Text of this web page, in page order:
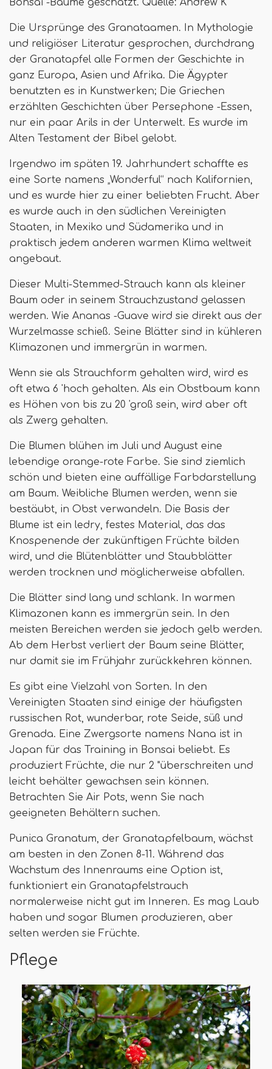
Bonsai -Bäume geschätzt. Quelle: Andrew K
Die Ursprünge des Granataamen. In Mythologie
und religiöser Literatur gesprochen, durchdrang
der Granatapfel alle Formen der Geschichte in
ganz Europa, Asien und Afrika. Die Ägypter
benutzten es in Kunstwerken; Die Griechen
erzählten Geschichten über Persephone -Essen,
nur ein paar Arils in der Unterwelt. Es wurde im
Alten Testament der Bibel gelobt.
Irgendwo im späten 19. Jahrhundert schaffte es
eine Sorte namens „Wonderful“ nach Kalifornien,
und es wurde hier zu einer beliebten Frucht. Aber
es wurde auch in den südlichen Vereinigten
Staaten, in Mexiko und Südamerika und in
praktisch jedem anderen warmen Klima weltweit
angebaut.
Dieser Multi-Stemmed-Strauch kann als kleiner
Baum oder in seinem Strauchzustand gelassen
werden. Wie Ananas -Guave wird sie direkt aus der
Wurzelmasse schieß. Seine Blätter sind in kühleren
Klimazonen und immergrün in warmen.
Wenn sie als Strauchform gehalten wird, wird es
oft etwa 6 'hoch gehalten. Als ein Obstbaum kann
es Höhen von bis zu 20 'groß sein, wird aber oft
als Zwerg gehalten.
Die Blumen blühen im Juli und August eine
lebendige orange-rote Farbe. Sie sind ziemlich
schön und bieten eine auffällige Farbdarstellung
am Baum. Weibliche Blumen werden, wenn sie
bestäubt, in Obst verwandeln. Die Basis der
Blume ist ein ledry, festes Material, das das
Knospenende der zukünftigen Früchte bilden
wird, und die Blütenblätter und Staubblätter
werden trocknen und möglicherweise abfallen.
Die Blätter sind lang und schlank. In warmen
Klimazonen kann es immergrün sein. In den
meisten Bereichen werden sie jedoch gelb werden.
Ab dem Herbst verliert der Baum seine Blätter,
nur damit sie im Frühjahr zurückkehren können.
Es gibt eine Vielzahl von Sorten. In den
Vereinigten Staaten sind einige der häufigsten
russischen Rot, wunderbar, rote Seide, süß und
Grenada. Eine Zwergsorte namens Nana ist in
Japan für das Training in Bonsai beliebt. Es
produziert Früchte, die nur 2 "überschreiten und
leicht behälter gewachsen sein können.
Betrachten Sie Air Pots, wenn Sie nach
geeigneten Behältern suchen.
Punica Granatum, der Granatapfelbaum, wächst
am besten in den Zonen 8-11. Während das
Wachstum des Innenraums eine Option ist,
funktioniert ein Granatapfelstrauch
normalerweise nicht gut im Inneren. Es mag Laub
haben und sogar Blumen produzieren, aber
selten werden sie Früchte.
Pflege